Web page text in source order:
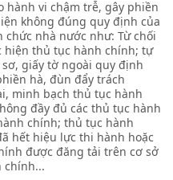
hành vi chậm trễ, gây phiền
không đúng quy định của
chức nhà nước như: Từ chối
hiện thủ tục hành chính; tự
giấy tờ ngoài quy định
hà, đùn đẩy trách
minh bạch thủ tục hành
đầy đủ các thủ tục hành
chính; thủ tục hành
hết hiệu lực thi hành hoặc
được đăng tải trên cơ sở
chính...